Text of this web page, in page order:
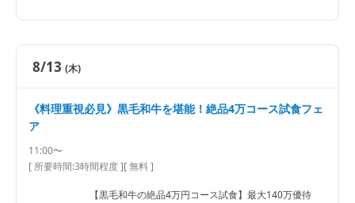
8/13 (木)
《料理重視必見》黒毛和牛を堪能！絶品4万コース試食フェ
ア
11:00〜
[ 所要時間:3時間程度][ 無料 ]
【黒毛和牛の絶品4万円コース試食】最大140万優待